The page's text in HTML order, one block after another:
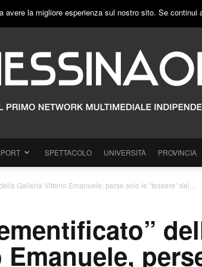
SPETTACOLO UNIVERSITÀ PROVINCIA
Galleria Vittorio Emanuele, perse solo le “tessere” del...
la migliore esperienza sul nostro sito. Se